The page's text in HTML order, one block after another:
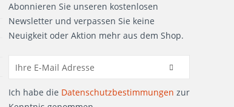
Abonnieren Sie unseren kostenlosen
Newsletter und verpassen Sie keine
Neuigkeit oder Aktion mehr aus dem Shop.
Ich habe die Datenschutzbestimmungen zur